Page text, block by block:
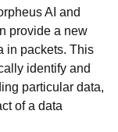
AI and
provide a new
in packets. This
identify and
particular data,
of a data